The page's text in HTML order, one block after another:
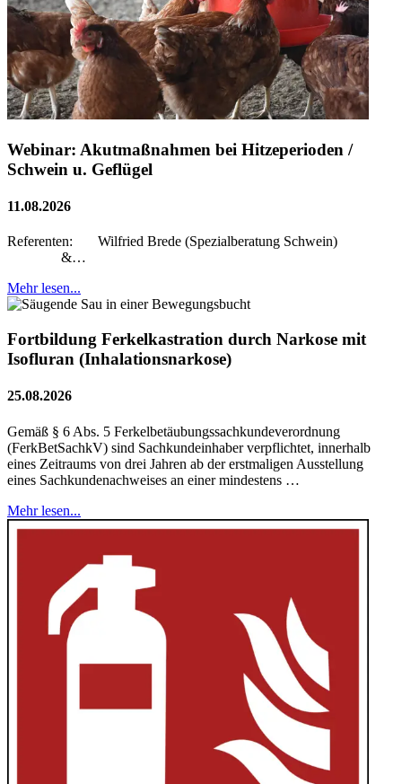
Webinar: Akutmaßnahmen bei Hitzeperioden /
Schwein u. Geflügel
11.08.2026
Referenten: Wilfried Brede (Spezialberatung Schwein)
&…
Mehr lesen...
Fortbildung Ferkelkastration durch Narkose mit
Isofluran (Inhalationsnarkose)
25.08.2026
Gemäß § 6 Abs. 5 Ferkelbetäubungssachkundeverordnung
(FerkBetSachkV) sind Sachkundeinhaber verpflichtet, innerhalb
eines Zeitraums von drei Jahren ab der erstmaligen Ausstellung
eines Sachkundenachweises an einer mindestens …
Mehr lesen...